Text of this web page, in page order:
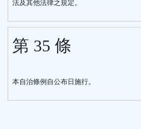
法及其他法律之規定。
第 35 條
本自治條例自公布日施行。